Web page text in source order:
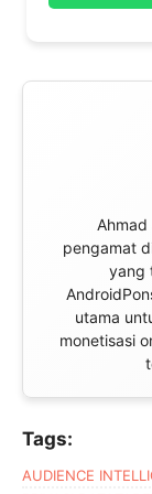
Ahmad
pengamat
yang
utama
monetisasi
Tags:
AUDIENCE